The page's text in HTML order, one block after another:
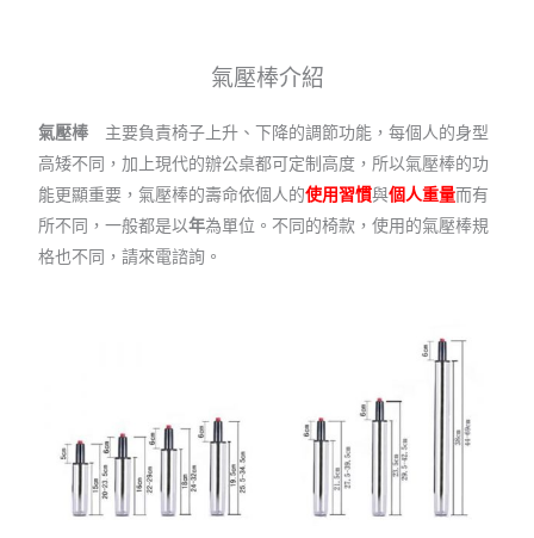
氣壓棒介紹
氣壓棒主要負責椅子上升、下降的調節功能，每個人的身型
高矮不同，加上現代的辦公桌都可定制高度，所以氣壓棒的功
能更顯重要，氣壓棒的壽命依個人的使用習慣與個人重量而有
所不同，一般都是以年為單位。不同的椅款，使用的氣壓棒規
格也不同，請來電諮詢。